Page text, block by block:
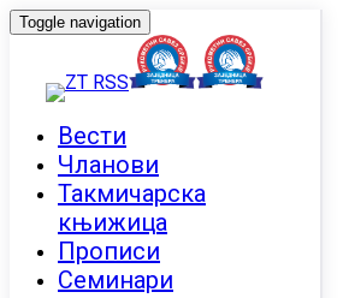
Toggle navigation
Вести
Чланови
Такмичарска
књижица
Прописи
Семинари